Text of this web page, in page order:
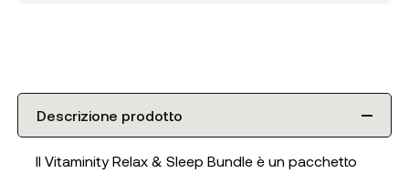
Descrizione prodotto
Il Vitaminity Relax & Sleep Bundle è un pacchetto